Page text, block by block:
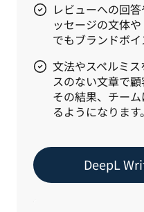
レビューへの回
ッセージの文体
でもブランドボイ
文法やスペルミ
スのない文章で顧
その結果、チー
るようになります。
DeepL